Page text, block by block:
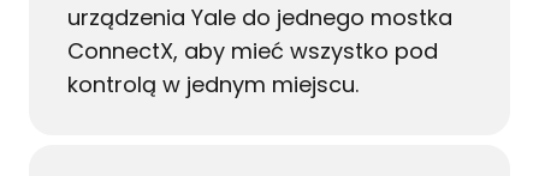
urządzenia Yale do jednego mostka
ConnectX, aby mieć wszystko pod
kontrolą w jednym miejscu.